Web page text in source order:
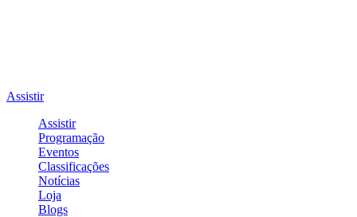
Assistir
Assistir
Programação
Eventos
Classificações
Notícias
Loja
Blogs